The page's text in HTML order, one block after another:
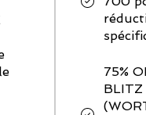
75%
BLITZ